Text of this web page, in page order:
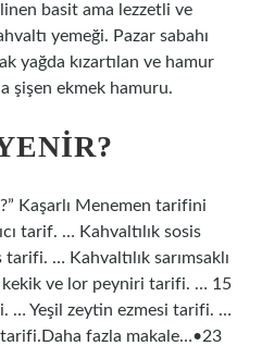
basit ama lezzetli ve
yemeği. Pazar sabahı
yağda kızartılan ve hamur
şişen ekmek hamuru.
Kaşarlı Menemen tarifini
tarif. … Kahvaltılık sosis
… Kahvaltılık sarımsaklı
ve lor peyniri tarifi. … 15
… Yeşil zeytin ezmesi tarifi. …
tarifi.Daha fazla makale…•23